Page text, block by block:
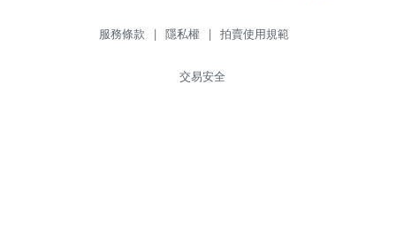
服務條款 | 隱私權 | 拍賣使用規範
交易安全